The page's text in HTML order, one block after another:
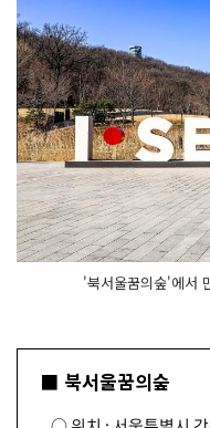
'북서울꿈의숲'에서
■ 북서울꿈의숲